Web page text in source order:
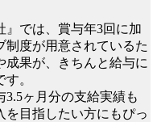
』では、賞与年3回に加
制度が用意されているた
成果が、きちんと給与に
。
3.5ヶ月分の支給実績も
を目指したい方にもぴっ